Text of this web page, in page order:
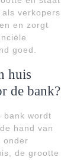
verkopers
en zorgt
goed.
huis
de bank?
bank wordt
hand van
onder
de grootte